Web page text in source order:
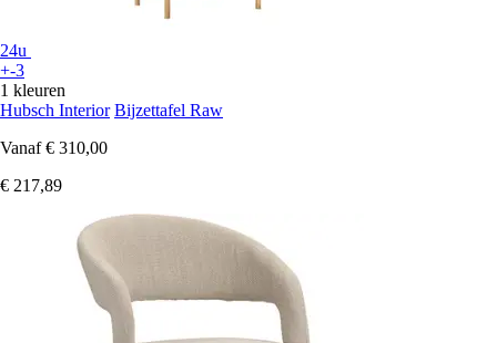
24u
+-3
1 kleuren
Hubsch Interior Bijzettafel Raw
Vanaf € 310,00
€ 217,89